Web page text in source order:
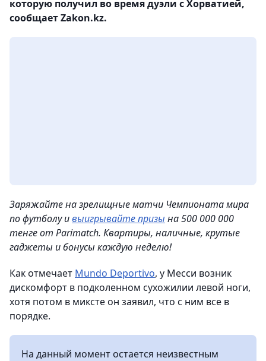
которую получил во время дуэли с Хорватией,
сообщает Zakon.kz.
Заряжайте на зрелищные матчи Чемпионата мира
по футболу ивыигрывайте призы на 500 000 000
тенге от Parimatch. Квартиры, наличные, крутые
гаджеты и бонусы каждую неделю!
Как отмечает Mundo Deportivo, у Месси возник
дискомфорт в подколенном сухожилии левой ноги,
хотя потом в миксте он заявил, что с ним все в
порядке.
На данный момент остается неизвестным